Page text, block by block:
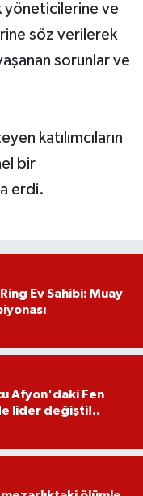
yöneticilerine ve
söz verilerek
sorunlar ve
katılımcıların
bir
erdi.
Ev Sahibi: Muay
Afyon'daki Fen
lider değişti!..